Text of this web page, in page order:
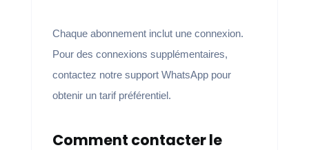
Chaque abonnement inclut une connexion.
Pour des connexions supplémentaires,
contactez notre support WhatsApp pour
obtenir un tarif préférentiel.
Comment contacter le